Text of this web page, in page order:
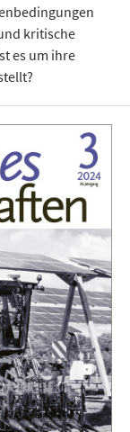
­kritische
es um ihre